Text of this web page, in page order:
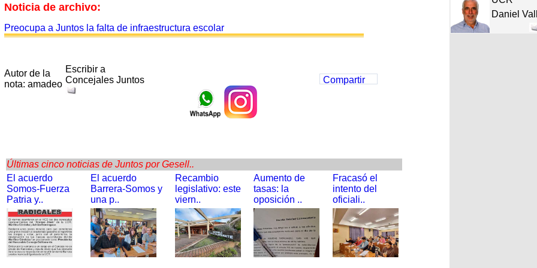
Noticia de archivo:
Preocupa a Juntos la falta de infraestructura escolar
Autor de la
nota: amadeo
Escribir a
Concejales Juntos
Compartir
Daniel
Últimas cinco noticias de Juntos por Gesell..
El acuerdo
Somos-Fuerza
Patria y..
El acuerdo
Barrera-Somos y
una p..
Recambio
legislativo: este
viern..
Aumento de
tasas: la
oposición ..
Fracasó el
intento del
oficiali..